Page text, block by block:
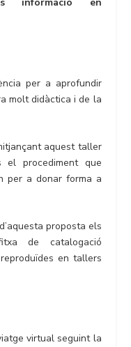
informació en
per a aprofundir
molt didàctica i de la
aquest taller
el procediment que
per a donar forma a
proposta els
de catalogació
en tallers
virtual seguint la